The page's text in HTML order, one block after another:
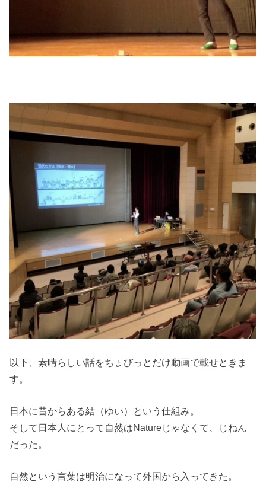
以下、素晴らしい話をちょびっとだけ動画で載せときま
す。
日本に昔からある結（ゆい）という仕組み。
そして日本人にとって自然はNatureじゃなくて、じねん
だった。
自然という言葉は明治になって外国から入ってきた。